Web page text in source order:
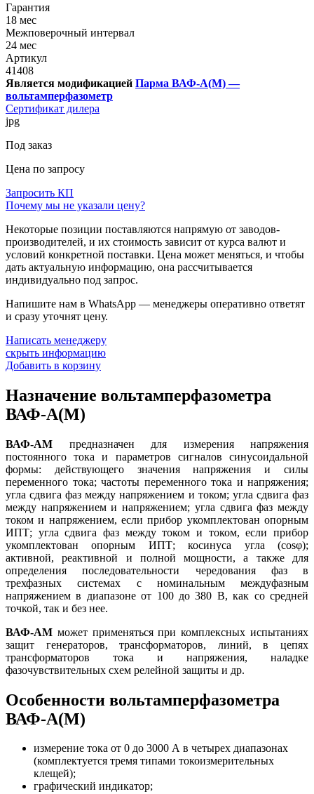
Гарантия
18 мес
Межповерочный интервал
24 мес
Артикул
41408
Является модификацией Парма ВАФ-А(М) —
вольтамперфазометр
Сертификат дилера
jpg
Под заказ
Цена по запросу
Запросить КП
Почему мы не указали цену?
Некоторые позиции поставляются напрямую от заводов-
производителей, и их стоимость зависит от курса валют и
условий конкретной поставки. Цена может меняться, и чтобы
дать актуальную информацию, она рассчитывается
индивидуально под запрос.
Напишите нам в WhatsApp — менеджеры оперативно ответят
и сразу уточнят цену.
Написать менеджеру
скрыть информацию
Добавить в корзину
Назначение вольтамперфазометра
ВАФ-А(М)
ВАФ-АМ предназначен для измерения напряжения
постоянного тока и параметров сигналов синусоидальной
формы: действующего значения напряжения и силы
переменного тока; частоты переменного тока и напряжения;
угла сдвига фаз между напряжением и током; угла сдвига фаз
между напряжением и напряжением; угла сдвига фаз между
током и напряжением, если прибор укомплектован опорным
ИПТ; угла сдвига фаз между током и током, если прибор
укомплектован опорным ИПТ; косинуса угла (cosφ);
активной, реактивной и полной мощности, а также для
определения последовательности чередования фаз в
трехфазных системах с номинальным междуфазным
напряжением в диапазоне от 100 до 380 В, как со средней
точкой, так и без нее.
ВАФ-АМ может применяться при комплексных испытаниях
защит генераторов, трансформаторов, линий, в цепях
трансформаторов тока и напряжения, наладке
фазочувствительных схем релейной защиты и др.
Особенности вольтамперфазометра
ВАФ-А(М)
измерение тока от 0 до 3000 А в четырех диапазонах
(комплектуется тремя типами токоизмерительных
клещей);
графический индикатор;